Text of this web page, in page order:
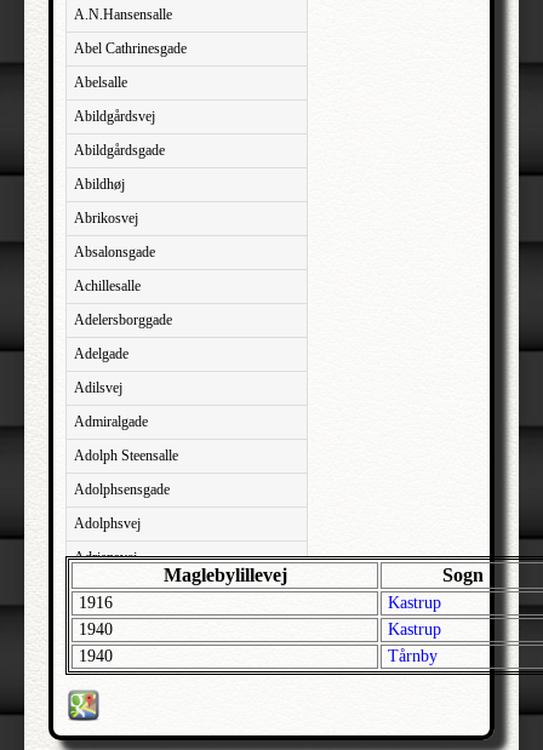
A.N.Hansensalle
Abel Cathrinesgade
Abelsalle
Abildgårdsvej
Abildgårdsgade
Abildhøj
Abrikosvej
Absalonsgade
Achillesalle
Adelersborggade
Adelgade
Adilsvej
Admiralgade
Adolph Steensalle
Adolphsensgade
Adolphsvej
Adriansvej
Aftenbakken
Agavevej
Agerlandsvej
Agermosen
Maglebylillevej Sogn
1916
Kastrup
1940
Kastrup
1940
Tårnby